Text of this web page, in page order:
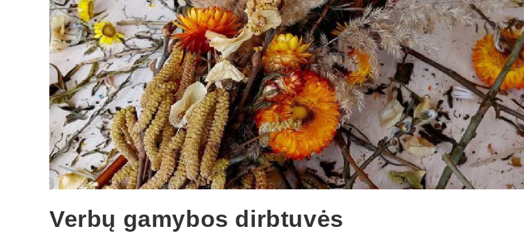
Verbų gamybos dirbtuvės